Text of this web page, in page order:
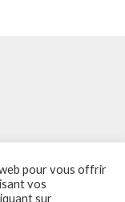
Contacts
pour vous offrir
vos
sur